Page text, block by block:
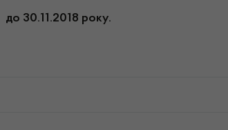
до 30.11.2018 року.